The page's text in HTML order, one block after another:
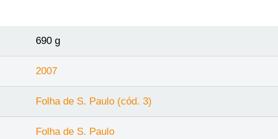
690 g
2007
Folha de S. Paulo (cód. 3)
Folha de S. Paulo